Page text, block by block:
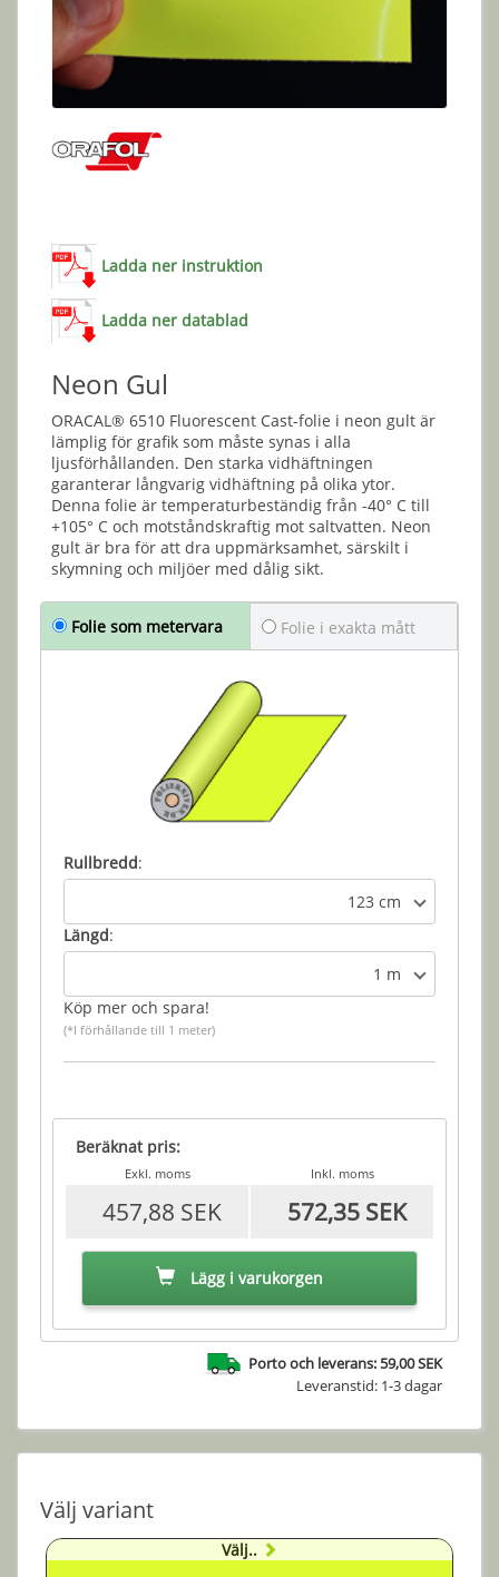
Ladda ner instruktion
Ladda ner datablad
Neon Gul
ORACAL® 6510 Fluorescent Cast-folie i neon gult är
lämplig för grafik som måste synas i alla
ljusförhållanden. Den starka vidhäftningen
garanterar långvarig vidhäftning på olika ytor.
Denna folie är temperaturbeständig från -40° C till
+105° C och motståndskraftig mot saltvatten. Neon
gult är bra för att dra uppmärksamhet, särskilt i
skymning och miljöer med dålig sikt.
Folie som metervara Folie i exakta mått
Rullbredd:
123 cm
Längd:
1 m
Köp mer och spara!
(*I förhållande till 1 meter)
Beräknat pris:
Exkl. moms Inkl. moms
457,88 SEK 572,35 SEK
Lägg i varukorgen
Porto och leverans: 59,00 SEK
Leveranstid: 1-3 dagar
Välj variant
Välj..